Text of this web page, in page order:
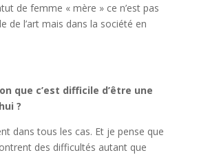
de femme « mère » ce n’est pas
de l’art mais dans la société en
que c’est difficile d’être une
?
dans tous les cas. Et je pense que
des difficultés autant que